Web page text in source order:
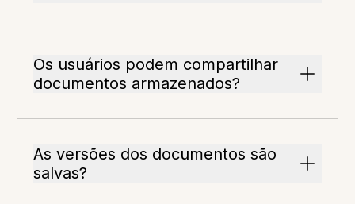
Os usuários podem compartilhar
documentos armazenados?
As versões dos documentos são
salvas?